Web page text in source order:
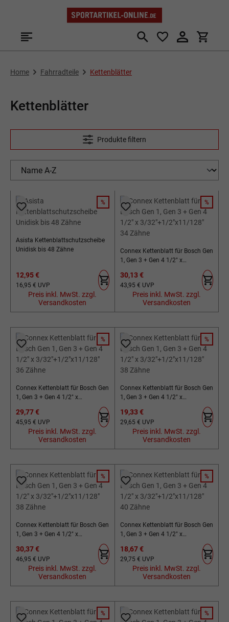
Zum Hauptinhalt springen
Home Fahrradteile Kettenblätter
Kettenblätter
Produkte filtern
RABATT
%
Asista Kettenblattschutzscheibe
Unidisk bis 48 Zähne
Verkaufspreis:
12,95 €
Regulärer Preis:
16,95 € UVP
Preis inkl. MwSt. zzgl.
Versandkosten
RABATT
%
Connex Kettenblatt für Bosch Gen
1, Gen 3 + Gen 4 1/2" x
Verkaufspreis:
30,13 €
Regulärer Preis:
43,95 € UVP
Preis inkl. MwSt. zzgl.
Versandkosten
RABATT
%
Connex Kettenblatt für Bosch Gen
1, Gen 3 + Gen 4 1/2" x
Verkaufspreis:
29,77 €
Regulärer Preis:
45,95 € UVP
Preis inkl. MwSt. zzgl.
Versandkosten
RABATT
%
Connex Kettenblatt für Bosch Gen
1, Gen 3 + Gen 4 1/2" x
Verkaufspreis:
19,33 €
Regulärer Preis:
29,65 € UVP
Preis inkl. MwSt. zzgl.
Versandkosten
RABATT
%
Connex Kettenblatt für Bosch Gen
1, Gen 3 + Gen 4 1/2" x
Verkaufspreis:
30,37 €
Regulärer Preis:
46,95 € UVP
Preis inkl. MwSt. zzgl.
Versandkosten
RABATT
%
Connex Kettenblatt für Bosch Gen
1, Gen 3 + Gen 4 1/2" x
Verkaufspreis:
18,67 €
Regulärer Preis:
29,75 € UVP
Preis inkl. MwSt. zzgl.
Versandkosten
RABATT
% RABATT
%